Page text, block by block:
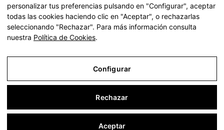
601 32 72 79
soporte@bitsidea.es
personalizar tus preferencias pulsando en "Configurar", aceptar
todas las cookies haciendo clic en "Aceptar", o rechazarlas
seleccionando "Rechazar". Para más información consulta
nuestra Política de Cookies.
Configurar
Rechazar
Aceptar
Aviso Legal
Política de Privacidad
Política de Cookies